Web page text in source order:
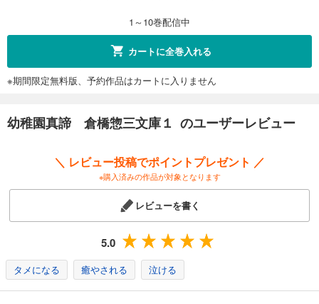
1～10巻配信中
カートに全巻入れる
※期間限定無料版、予約作品はカートに入りません
幼稚園真諦 倉橋惣三文庫１ のユーザーレビュー
＼ レビュー投稿でポイントプレゼント ／
※購入済みの作品が対象となります
レビューを書く
5.0
タメになる 癒やされる 泣ける